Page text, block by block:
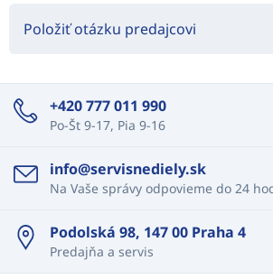
Položiť otázku predajcovi
+420 777 011 990
Po-Št 9-17, Pia 9-16
info@servisnediely.sk
Na Vaše správy odpovieme do 24
Podolská 98, 147 00 Praha 4
Predajňa a servis